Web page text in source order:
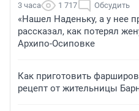
3 часа 1 717 Обсудить
«Нашел Наденьку, а у нее
рассказал, как потерял
Архипо-Осиповке
Как приготовить
рецепт от жительницы